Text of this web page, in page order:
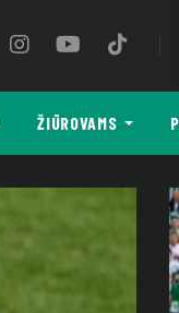
ŽIŪROVAMS